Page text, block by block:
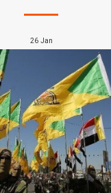
26 Jan